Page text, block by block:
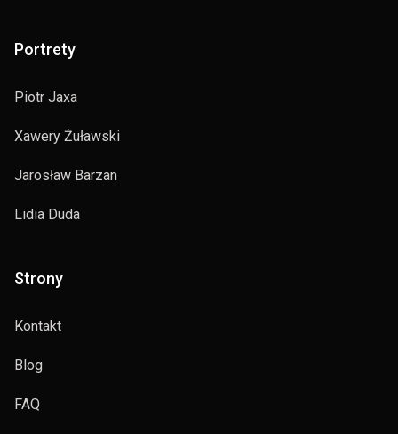
Portrety
Piotr Jaxa
Xawery Żuławski
Jarosław Barzan
Lidia Duda
Strony
Kontakt
Blog
FAQ